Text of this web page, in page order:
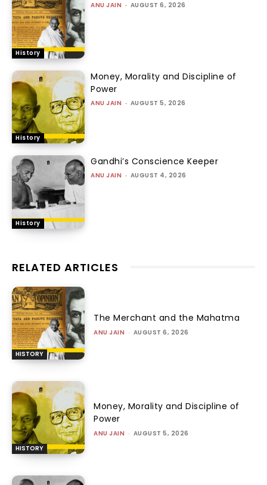
History
ANU JAIN - AUGUST 6, 2026
History
Money, Morality and Discipline of
Power
ANU JAIN - AUGUST 5, 2026
History
Gandhi’s Conscience Keeper
ANU JAIN - AUGUST 4, 2026
RELATED ARTICLES
HISTORY
The Merchant and the Mahatma
ANU JAIN - AUGUST 6, 2026
HISTORY
Money, Morality and Discipline of
Power
ANU JAIN - AUGUST 5, 2026